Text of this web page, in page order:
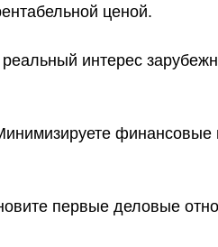
ценой.
реальный интерес
финансовые
первые деловые